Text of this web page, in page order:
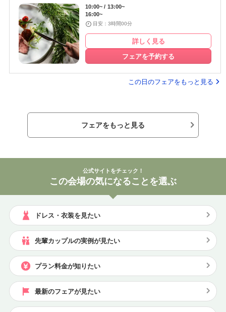
10:00~
13:00~
16:00~
目安：3時間00分
詳しく見る
フェアを予約する
この日のフェアをもっと見る
フェアをもっと見る
公式サイトをチェック！
この会場の気になることを選ぶ
ドレス・衣装を見たい
先輩カップルの実例が見たい
プラン料金が知りたい
最新のフェアが見たい